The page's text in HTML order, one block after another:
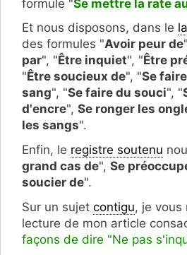
formule "Se mettre la rate
Et nous disposons, dans le
des formules "Avoir peur de
par", "Être inquiet", "Être
"Être soucieux de", "Se
sang", "Se faire du souci", "
d'encre", Se ronger les
les sangs".
Enfin, le registre soutenu
grand cas de", Se
soucier de".
Sur un sujet contigu, je vous
lecture de mon article
façons de dire "Ne pas